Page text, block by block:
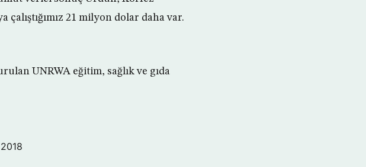
21 milyon dolar daha var.
UNRWA eğitim, sağlık ve gıda